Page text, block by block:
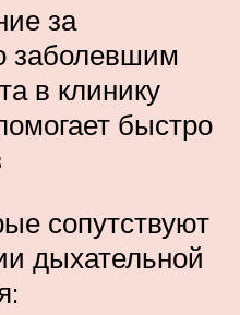
за
заболевшим
в клинику
быстро
сопутствуют
дыхательной